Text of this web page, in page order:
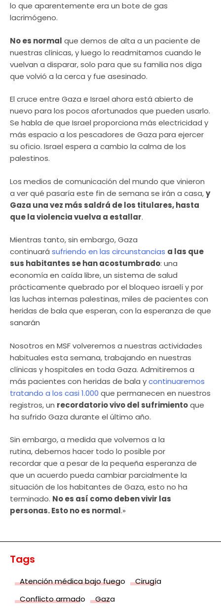
lo que aparentemente era un bote de gas
lacrimógeno.
No es normal que demos de alta a un paciente de
nuestras clínicas, y luego lo readmitamos cuando le
vuelvan a disparar, solo para que su familia nos diga
que volvió a la cerca y fue asesinado.
El cruce entre Gaza e Israel ahora está abierto de
nuevo para los pocos afortunados que pueden usarlo.
Se habla de que Israel proporciona más electricidad y
más espacio a los pescadores de Gaza para ejercer
su oficio. Israel espera a cambio la calma de los
palestinos.
Los medios de comunicación del mundo que vinieron
a ver qué pasaría este fin de semana se irán a casa,y
Gaza una vez más saldrá de los titulares, hasta
que la violencia vuelva a estallar.
Mientras tanto, sin embargo, Gaza
continuará sufriendo en las circunstancias a las que
sus habitantes se han acostumbrado: una
economía en caída libre, un sistema de salud
prácticamente quebrado por el bloqueo israelí y por
las luchas internas palestinas, miles de pacientes con
heridas de bala que esperan, con la esperanza de que
sanarán
Nosotros en MSF volveremos a nuestras actividades
habituales esta semana, trabajando en nuestras
clínicas y hospitales en toda Gaza. Admitiremos a
más pacientes con heridas de bala ycontinuaremos
tratando a los casi 1.000 que permanecen en nuestros
registros, un recordatorio vivo del sufrimientoque
ha sufrido Gaza durante el último año.
Sin embargo, a medida que volvemos a la
rutina, debemos hacer todo lo posible por
recordar que a pesar de la pequeña esperanza de
que un acuerdo pueda cambiar parcialmente la
situación de los habitantes de Gaza, esto no ha
terminado. No es así como deben vivir las
personas. Esto no es normal.»
Tags
Atención médica bajo fuego
Cirugía
Conflicto armado
Gaza